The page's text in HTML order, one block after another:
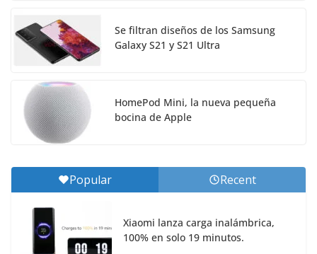
Se filtran diseños de los Samsung
Galaxy S21 y S21 Ultra
HomePod Mini, la nueva pequeña
bocina de Apple
Popular Recent
Xiaomi lanza carga inalámbrica,
100% en solo 19 minutos.